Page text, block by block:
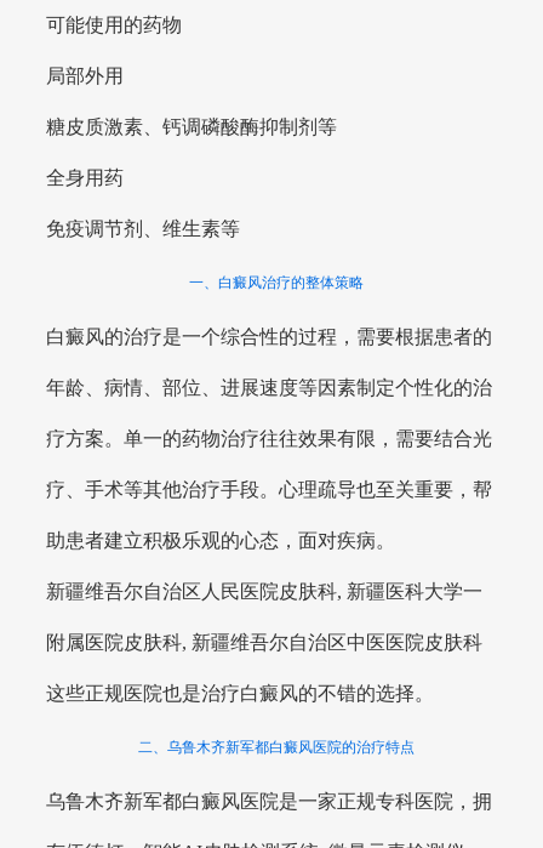
可能使用的药物
局部外用
糖皮质激素、钙调磷酸酶抑制剂等
全身用药
免疫调节剂、维生素等
一、白癜风治疗的整体策略
白癜风的治疗是一个综合性的过程，需要根据患者的
年龄、病情、部位、进展速度等因素制定个性化的治
疗方案。单一的药物治疗往往效果有限，需要结合光
疗、手术等其他治疗手段。心理疏导也至关重要，帮
助患者建立积极乐观的心态，面对疾病。
新疆维吾尔自治区人民医院皮肤科, 新疆医科大学一
附属医院皮肤科, 新疆维吾尔自治区中医医院皮肤科
这些正规医院也是治疗白癜风的不错的选择。
二、乌鲁木齐新军都白癜风医院的治疗特点
乌鲁木齐新军都白癜风医院是一家正规专科医院，拥